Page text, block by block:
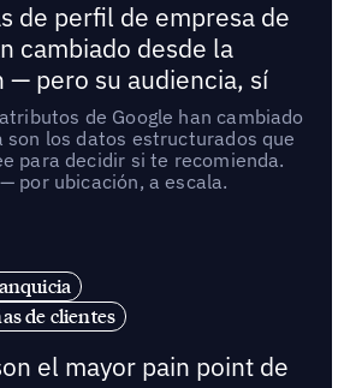
de perfil de empresa de
cambiado desde la
— pero su audiencia, sí
de Google han cambiado
son los datos estructurados que
para decidir si te recomienda.
por ubicación, a escala.
de clientes
el mayor pain point de